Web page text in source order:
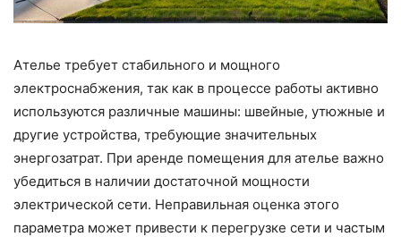
Ателье требует стабильного и мощного
электроснабжения, так как в процессе работы активно
используются различные машины: швейные, утюжные и
другие устройства, требующие значительных
энергозатрат. При аренде помещения для ателье важно
убедиться в наличии достаточной мощности
электрической сети. Неправильная оценка этого
параметра может привести к перегрузке сети и частым